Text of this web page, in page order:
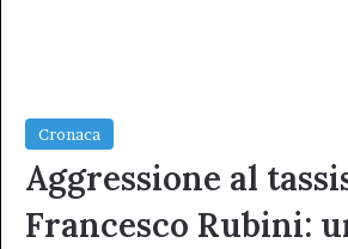
Cronaca
Aggressione al
Francesco Rubini: